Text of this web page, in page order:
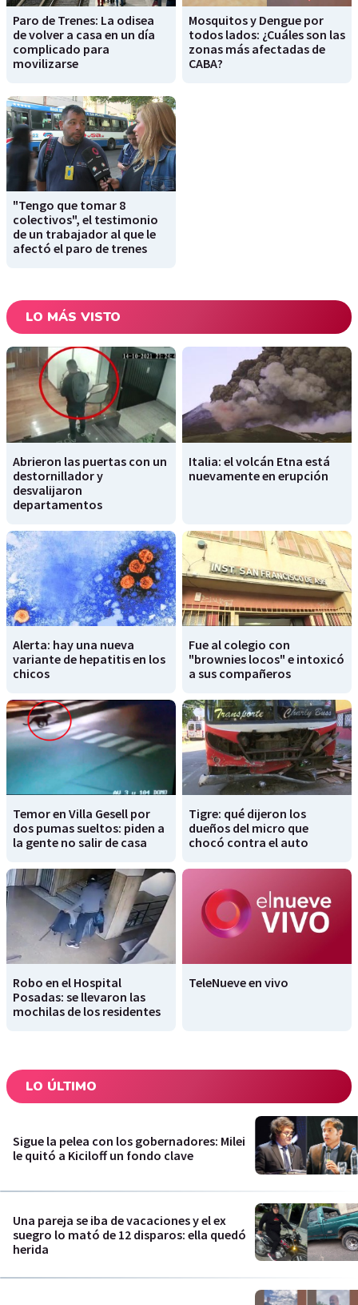
Paro de Trenes: La odisea
de volver a casa en un día
complicado para
movilizarse
Mosquitos y Dengue por
todos lados: ¿Cuáles son las
zonas más afectadas de
CABA?
"Tengo que tomar 8
colectivos", el testimonio
de un trabajador al que le
afectó el paro de trenes
LO MÁS VISTO
Abrieron las puertas con un
destornillador y
desvalijaron
departamentos
Italia: el volcán Etna está
nuevamente en erupción
Alerta: hay una nueva
variante de hepatitis en los
chicos
Fue al colegio con
"brownies locos" e intoxicó
a sus compañeros
Temor en Villa Gesell por
dos pumas sueltos: piden a
la gente no salir de casa
Tigre: qué dijeron los
dueños del micro que
chocó contra el auto
Robo en el Hospital
Posadas: se llevaron las
mochilas de los residentes
TeleNueve en vivo
LO ÚLTIMO
Sigue la pelea con los gobernadores: Milei
le quitó a Kiciloff un fondo clave
Una pareja se iba de vacaciones y el ex
suegro lo mató de 12 disparos: ella quedó
herida